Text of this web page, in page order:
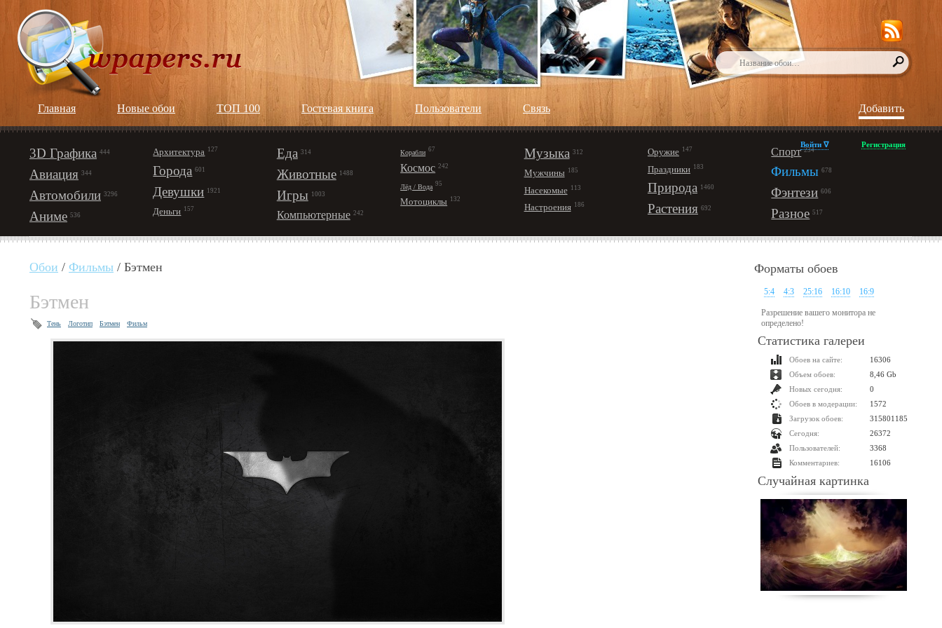
Главная Новые обои ТОП 100 Гостевая книга Пользователи Cвязь Добавить
3D Графика 444
Авиация 344
Автомобили 3296
Аниме 536
Архитектура 127
Города 601
Девушки 1921
Деньги 157
Еда 314
Животные 1488
Игры 1003
Компьютерные 242
Корабли 67
Космос 242
Лёд / Вода 95
Мотоциклы 132
Музыка 312
Мужчины 185
Насекомые 113
Настроения 186
Оружие 147
Праздники 183
Природа 1460
Растения 692
Спорт 234
Фильмы 678
Фэнтези 606
Разное 517
Войти ∇ Регистрация
Обои / Фильмы / Бэтмен
Бэтмен
Тень Логотип Бэтмен Фильм
Форматы обоев
5:4 4:3 25:16 16:10 16:9
Разрешение вашего монитора не
определено!
Статистика галереи
Обоев на сайте:
16306
Объем обоев:
8,46 Gb
Новых сегодня:
0
Обоев в модерации:
1572
Загрузок обоев:
315801185
Сегодня:
26372
Пользователей:
3368
Комментариев:
16106
Случайная картинка